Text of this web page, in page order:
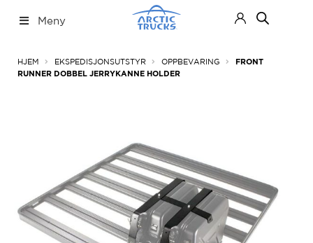
til
til
Meny
HJEM EKSPEDISJONSUTSTYR OPPBEVARING
FRONT
RUNNER DOBBEL JERRYKANNE HOLDER